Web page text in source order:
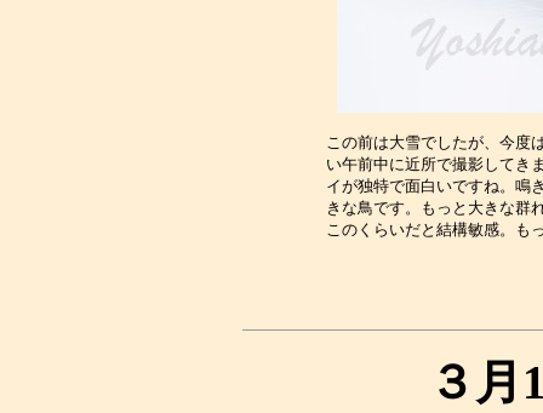
この前は大雪でしたが、今度
い午前中に近所で撮影してき
イが独特で面白いですね。鳴
きな鳥です。もっと大きな群
３月